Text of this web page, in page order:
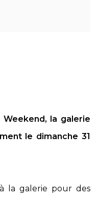
Weekend, la galerie
le dimanche 31
la galerie pour des